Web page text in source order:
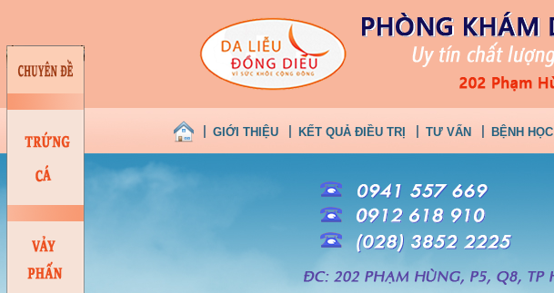
GIỚI THIỆU KẾT QUẢ ĐIỀU TRỊ TƯ VẤN BỆNH HỌC